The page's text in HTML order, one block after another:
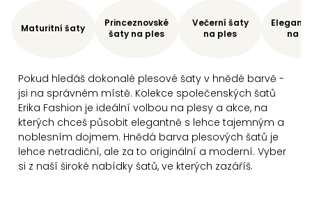
Pokud hledáš dokonalé plesové šaty v hnědé barvě -
jsi na správném místě. Kolekce společenských šatů
Erika Fashion je ideální volbou na plesy a akce, na
kterých chceš působit elegantně s lehce tajemným a
noblesním dojmem. Hnědá barva plesových šatů je
lehce netradiční, ale za to originální a moderní. Vyber
si z naší široké nabídky šatů, ve kterých zazáříš.
Maturitní šaty
Princeznovské
šaty na ples
Večerní šaty
na ples
na